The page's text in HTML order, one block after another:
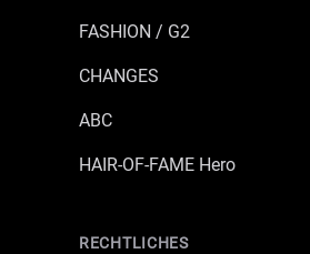
FASHION / G2
CHANGES
ABC
HAIR-OF-FAME Hero
RECHTLICHES